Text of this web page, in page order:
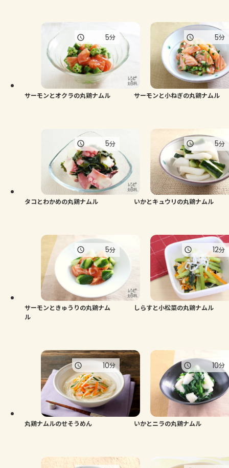
サーモンとオクラの丸鶏ナムル
5分
サーモンと小ねぎの丸鶏ナムル
5分
タコとわかめの丸鶏ナムル
5分
いかとキュウリの丸鶏ナムル
5分
サーモンときゅうりの丸鶏ナム
ル
5分
しらすと小松菜の丸鶏ナムル
12分
丸鶏ナムルのせそうめん
10分
いかとニラの丸鶏ナムル
10分